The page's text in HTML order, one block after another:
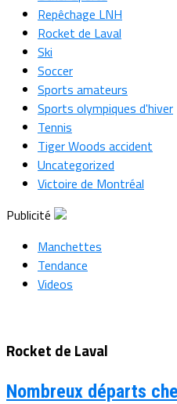
Repêchage LNH
Rocket de Laval
Ski
Soccer
Sports amateurs
Sports olympiques d'hiver
Tennis
Tiger Woods accident
Uncategorized
Victoire de Montréal
Publicité
Manchettes
Tendance
Videos
Rocket de Laval
Nombreux départs